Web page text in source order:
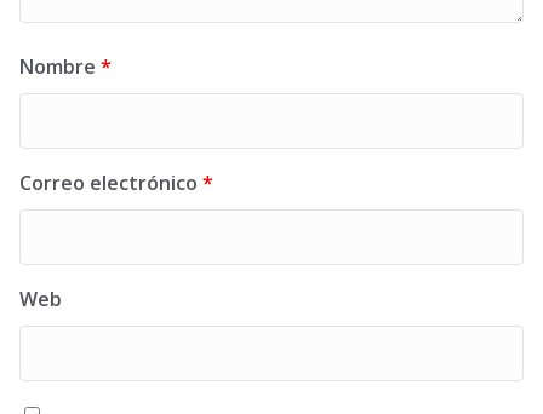
Nombre *
Correo electrónico *
Web